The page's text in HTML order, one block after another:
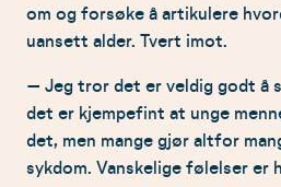
om og forsøke å artikulere
uansett alder. Tvert imot.
– Jeg tror det er veldig godt å
det er kjempefint at unge
det, men mange gjør altfor
sykdom. Vanskelige følelser er